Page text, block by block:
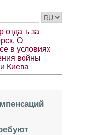
отдать за
О
в условиях
войны
Киева